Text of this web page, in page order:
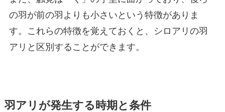
の羽が前の羽よりも小さいという特徴がありま
す。これらの特徴を覚えておくと、シロアリの羽
アリと区別することができます。
羽アリが発生する時期と条件